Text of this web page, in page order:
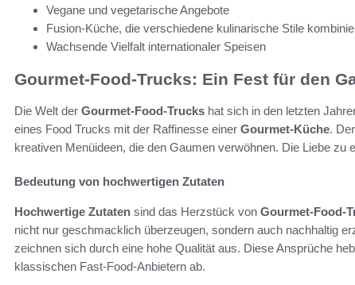
Vegane und vegetarische Angebote
Fusion-Küche, die verschiedene kulinarische Stile
Wachsende Vielfalt internationaler Speisen
Gourmet-Food-Trucks: Ein Fest für den
Die Welt der Gourmet-Food-Trucks hat sich in den letzten
eines Food Trucks mit der Raffinesse einer Gourmet-Küche.
kreativen Menüideen, die den Gaumen verwöhnen. Die Liebe zu
Bedeutung von hochwertigen Zutaten
Hochwertige Zutaten sind das Herzstück von Gourmet-Food-
nicht nur geschmacklich überzeugen, sondern auch nachhaltig
zeichnen sich durch eine hohe Qualität aus. Diese Ansprüche
klassischen Fast-Food-Anbietern ab.